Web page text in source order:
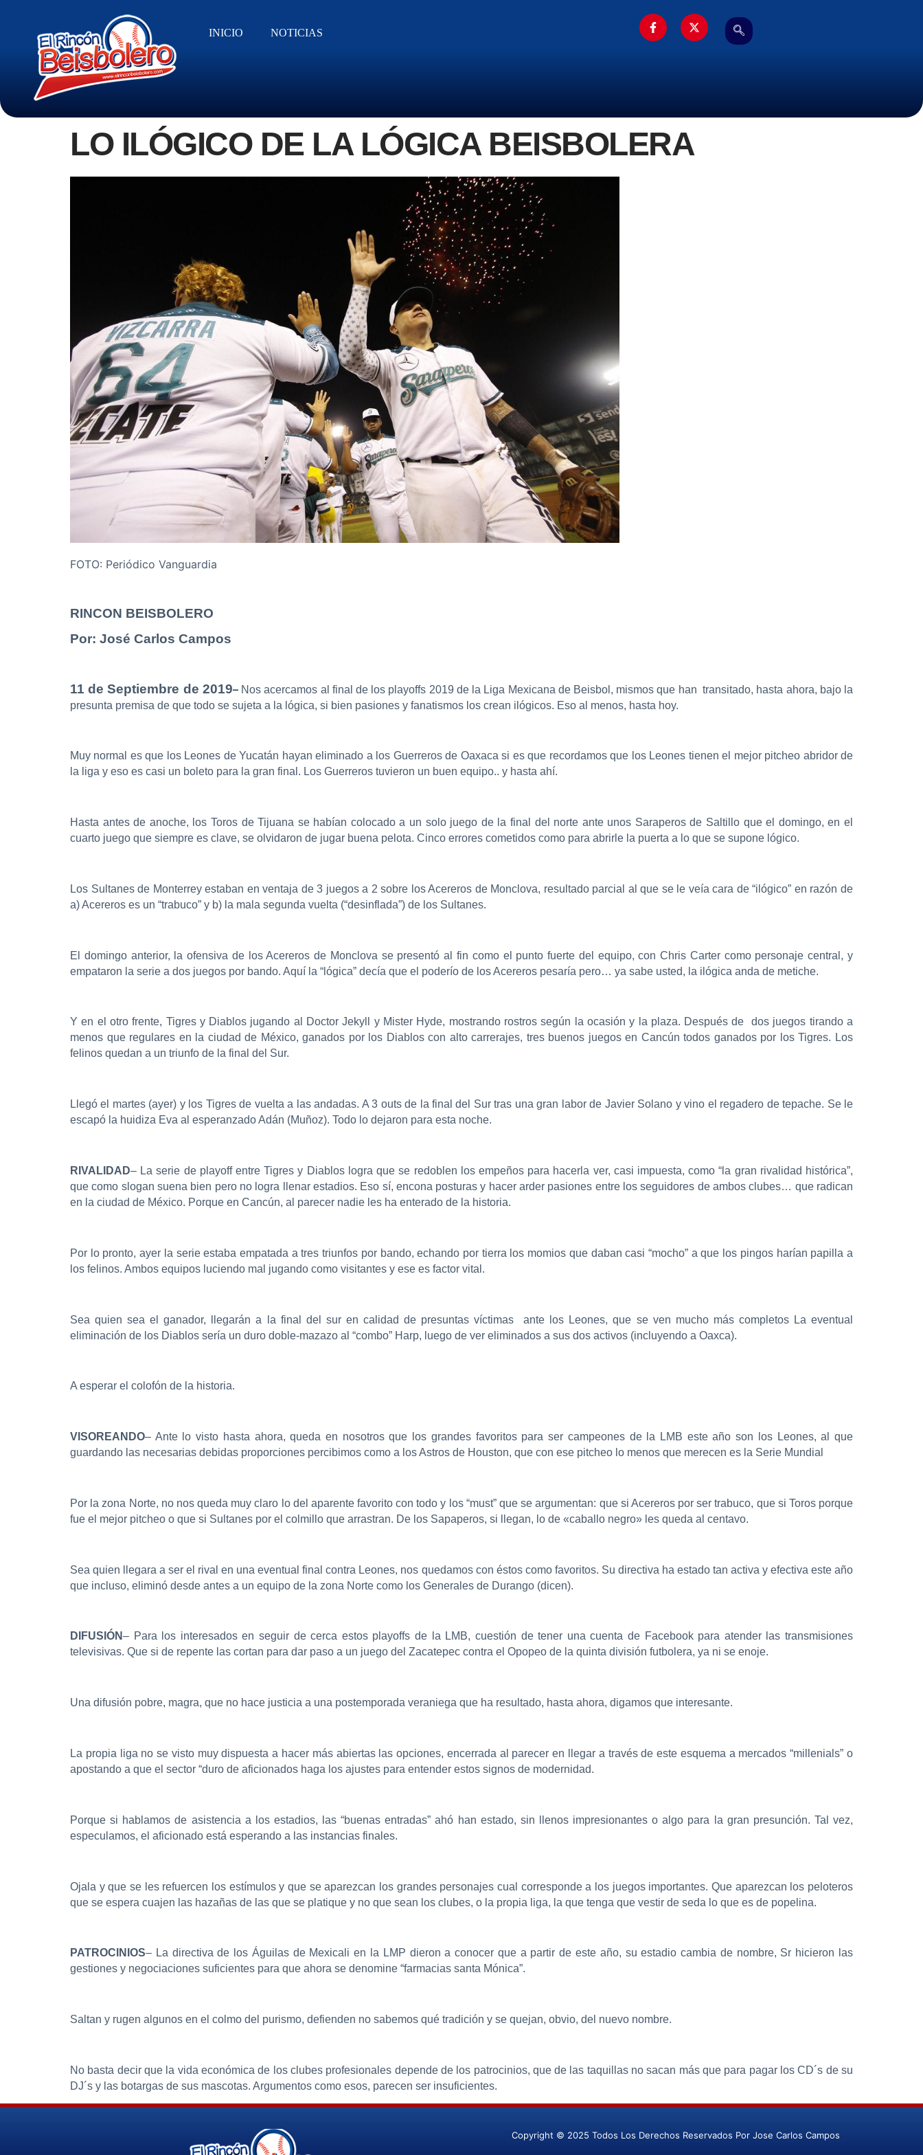
INICIO NOTICIAS
LO ILÓGICO DE LA LÓGICA BEISBOLERA
FOTO: Periódico Vanguardia
RINCON BEISBOLERO
Por: José Carlos Campos
11 de Septiembre de 2019– Nos acercamos al final de los playoffs 2019 de la Liga Mexicana de Beisbol, mismos que han transitado, hasta ahora, bajo la
presunta premisa de que todo se sujeta a la lógica, si bien pasiones y fanatismos los crean ilógicos. Eso al menos, hasta hoy.
Muy normal es que los Leones de Yucatán hayan eliminado a los Guerreros de Oaxaca si es que recordamos que los Leones tienen el mejor pitcheo abridor de
la liga y eso es casi un boleto para la gran final. Los Guerreros tuvieron un buen equipo.. y hasta ahí.
Hasta antes de anoche, los Toros de Tijuana se habían colocado a un solo juego de la final del norte ante unos Saraperos de Saltillo que el domingo, en el
cuarto juego que siempre es clave, se olvidaron de jugar buena pelota. Cinco errores cometidos como para abrirle la puerta a lo que se supone lógico.
Los Sultanes de Monterrey estaban en ventaja de 3 juegos a 2 sobre los Acereros de Monclova, resultado parcial al que se le veía cara de “ilógico” en razón de
a) Acereros es un “trabuco” y b) la mala segunda vuelta (“desinflada”) de los Sultanes.
El domingo anterior, la ofensiva de los Acereros de Monclova se presentó al fin como el punto fuerte del equipo, con Chris Carter como personaje central, y
empataron la serie a dos juegos por bando. Aquí la “lógica” decía que el poderío de los Acereros pesaría pero… ya sabe usted, la ilógica anda de metiche.
Y en el otro frente, Tigres y Diablos jugando al Doctor Jekyll y Mister Hyde, mostrando rostros según la ocasión y la plaza. Después de dos juegos tirando a
menos que regulares en la ciudad de México, ganados por los Diablos con alto carrerajes, tres buenos juegos en Cancún todos ganados por los Tigres. Los
felinos quedan a un triunfo de la final del Sur.
Llegó el martes (ayer) y los Tigres de vuelta a las andadas. A 3 outs de la final del Sur tras una gran labor de Javier Solano y vino el regadero de tepache. Se le
escapó la huidiza Eva al esperanzado Adán (Muñoz). Todo lo dejaron para esta noche.
RIVALIDAD– La serie de playoff entre Tigres y Diablos logra que se redoblen los empeños para hacerla ver, casi impuesta, como “la gran rivalidad histórica”,
que como slogan suena bien pero no logra llenar estadios. Eso sí, encona posturas y hacer arder pasiones entre los seguidores de ambos clubes… que radican
en la ciudad de México. Porque en Cancún, al parecer nadie les ha enterado de la historia.
Por lo pronto, ayer la serie estaba empatada a tres triunfos por bando, echando por tierra los momios que daban casi “mocho” a que los pingos harían papilla a
los felinos. Ambos equipos luciendo mal jugando como visitantes y ese es factor vital.
Sea quien sea el ganador, llegarán a la final del sur en calidad de presuntas víctimas ante los Leones, que se ven mucho más completos La eventual
eliminación de los Diablos sería un duro doble-mazazo al “combo” Harp, luego de ver eliminados a sus dos activos (incluyendo a Oaxca).
A esperar el colofón de la historia.
VISOREANDO– Ante lo visto hasta ahora, queda en nosotros que los grandes favoritos para ser campeones de la LMB este año son los Leones, al que
guardando las necesarias debidas proporciones percibimos como a los Astros de Houston, que con ese pitcheo lo menos que merecen es la Serie Mundial
Por la zona Norte, no nos queda muy claro lo del aparente favorito con todo y los “must” que se argumentan: que si Acereros por ser trabuco, que si Toros porque
fue el mejor pitcheo o que si Sultanes por el colmillo que arrastran. De los Sapaperos, si llegan, lo de «caballo negro» les queda al centavo.
Sea quien llegara a ser el rival en una eventual final contra Leones, nos quedamos con éstos como favoritos. Su directiva ha estado tan activa y efectiva este año
que incluso, eliminó desde antes a un equipo de la zona Norte como los Generales de Durango (dicen).
DIFUSIÓN– Para los interesados en seguir de cerca estos playoffs de la LMB, cuestión de tener una cuenta de Facebook para atender las transmisiones
televisivas. Que si de repente las cortan para dar paso a un juego del Zacatepec contra el Opopeo de la quinta división futbolera, ya ni se enoje.
Una difusión pobre, magra, que no hace justicia a una postemporada veraniega que ha resultado, hasta ahora, digamos que interesante.
La propia liga no se visto muy dispuesta a hacer más abiertas las opciones, encerrada al parecer en llegar a través de este esquema a mercados “millenials” o
apostando a que el sector “duro de aficionados haga los ajustes para entender estos signos de modernidad.
Porque si hablamos de asistencia a los estadios, las “buenas entradas” ahó han estado, sin llenos impresionantes o algo para la gran presunción. Tal vez,
especulamos, el aficionado está esperando a las instancias finales.
Ojala y que se les refuercen los estímulos y que se aparezcan los grandes personajes cual corresponde a los juegos importantes. Que aparezcan los peloteros
que se espera cuajen las hazañas de las que se platique y no que sean los clubes, o la propia liga, la que tenga que vestir de seda lo que es de popelina.
PATROCINIOS– La directiva de los Águilas de Mexicali en la LMP dieron a conocer que a partir de este año, su estadio cambia de nombre, Sr hicieron las
gestiones y negociaciones suficientes para que ahora se denomine “farmacias santa Mónica”.
Saltan y rugen algunos en el colmo del purismo, defienden no sabemos qué tradición y se quejan, obvio, del nuevo nombre.
No basta decir que la vida económica de los clubes profesionales depende de los patrocinios, que de las taquillas no sacan más que para pagar los CD´s de su
DJ´s y las botargas de sus mascotas. Argumentos como esos, parecen ser insuficientes.
Copyright © 2025 Todos Los Derechos Reservados Por Jose Carlos Campos